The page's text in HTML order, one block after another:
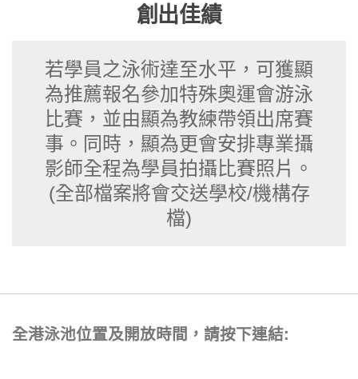
創出佳績
若學員之泳術達至水平，可獲顯
為推薦報名參加特殊奧運會游泳
比賽，並由顯為教練帶領出席賽
事。同時，顯為更會安排專業攝
影師全程為學員拍攝比賽照片。
(全部檔案將會交送學校/機構存
檔)
全港泳池位置及開放時間，請按下連結: